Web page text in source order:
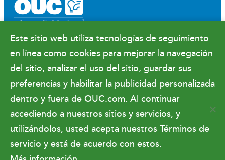
Facebook X Instagram YouTube LinkedIn
Sala de prensa
Relaciones gubernamentales y finanzas
Hacer negocios con OUC
Condiciones de uso
Este sitio web utiliza tecnologías de seguimiento
en línea como cookies para mejorar la navegación
del sitio, analizar el uso del sitio, guardar sus
preferencias y habilitar la publicidad personalizada
dentro y fuera de OUC.com. Al continuar
accediendo a nuestros sitios y servicios, y
utilizándolos, usted acepta nuestros Términos de
servicio y está de acuerdo con estos.